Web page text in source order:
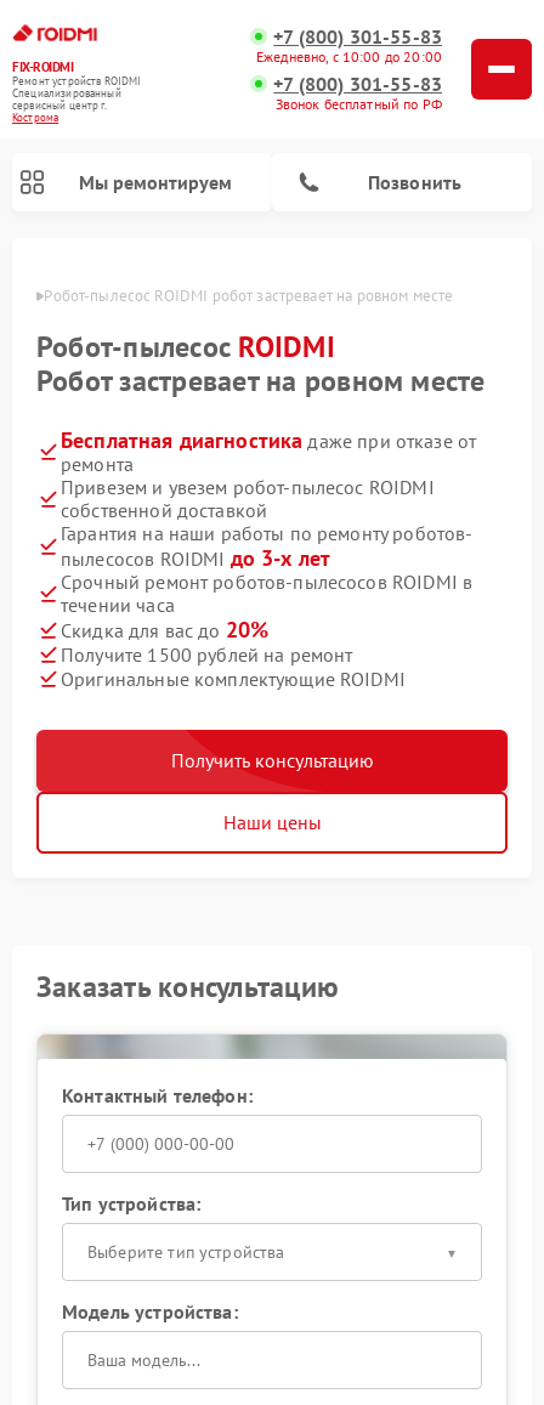
FIX-ROIDMI
Ремонт устройств ROIDMI
Специализированный
cервисный центр г.
Кострома
+7 (800) 301-55-83
Ежедневно, с 10:00 до 20:00
+7 (800) 301-55-83
Звонок бесплатный по РФ
Мы ремонтируем Позвонить
Робот-пылесос ROIDMI робот застревает на ровном месте
Робот-пылесос ROIDMI
Робот застревает на ровном месте
Бесплатная диагностика даже при отказе от
ремонта
Привезем и увезем робот-пылесос ROIDMI
собственной доставкой
Гарантия на наши работы по ремонту роботов-
пылесосов ROIDMI до 3-х лет
Срочный ремонт роботов-пылесосов ROIDMI в
течении часа
Скидка для вас до 20%
Получите 1500 рублей на ремонт
Оригинальные комплектующие ROIDMI
Получить консультацию
Наши цены
Заказать консультацию
Контактный телефон:
Тип устройства:
Выберите тип устройства
Модель устройства: